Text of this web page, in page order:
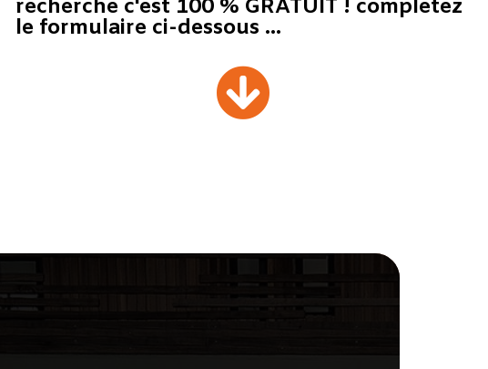
recherche c'est 100 % GRATUIT ! complétez
le formulaire ci-dessous ...